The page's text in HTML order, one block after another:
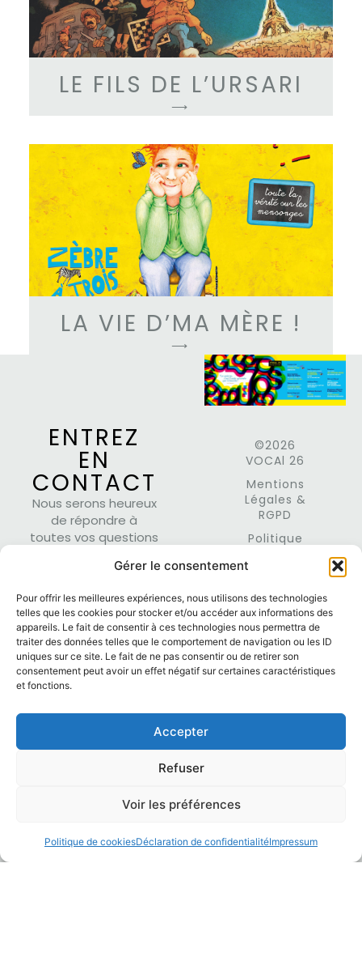
Gérer le consentement
Pour offrir les meilleures expériences, nous utilisons des technologies
telles que les cookies pour stocker et/ou accéder aux informations des
appareils. Le fait de consentir à ces technologies nous permettra de
traiter des données telles que le comportement de navigation ou les ID
uniques sur ce site. Le fait de ne pas consentir ou de retirer son
consentement peut avoir un effet négatif sur certaines caractéristiques
et fonctions.
Accepter
Refuser
Voir les préférences
Politique de cookiesDéclaration de confidentialitéImpressum
LE FILS DE L’URSARI
⟶
LA VIE D’MA MÈRE !
⟶
ENTREZ
EN
CONTACT
Nous serons heureux
de répondre à
toutes vos questions
CONTACT VOCAL
26⟶
©2026
VOCAl 26
Mentions
Légales &
RGPD
Politique
Création By Entre 2
Lignes